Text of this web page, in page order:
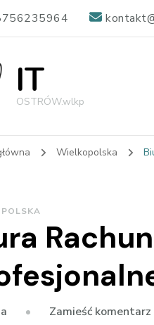
IT
OSTRÓW.wlkp
Wielkopolska
Zamieść komentarz